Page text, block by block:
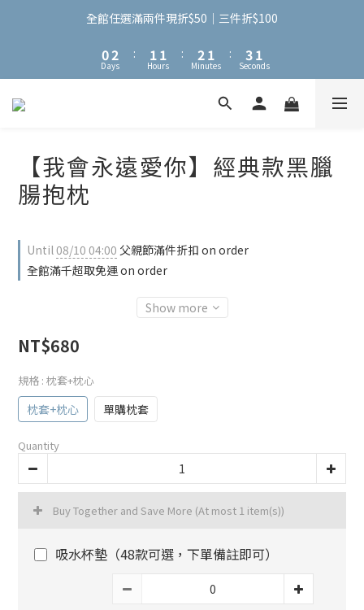
全館任選滿兩件現折$50｜三件折$100
2
0
4
2
1
Days
:
3
1
0
3
1
0
Hours
:
4
2
1
3
1
0
Minutes
:
5
3
2
0
3
1
0
Seconds
【我會永遠愛你】經典款黑臘
腸抱枕
Until08/10 04:00 父親節滿件折扣 on order
全館滿千超取免運 on order
Show more
NT$680
規格 : 枕套+枕心
枕套+枕心 單購枕套
Quantity
Buy Together and Save More (At most 1 item(s))
吸水杯墊（48款可選，下單備註即可）